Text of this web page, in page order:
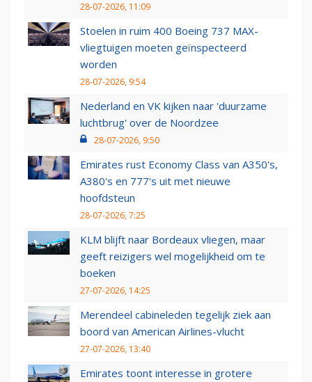
28-07-2026, 11:09
Stoelen in ruim 400 Boeing 737 MAX-
vliegtuigen moeten geïnspecteerd
worden
28-07-2026, 9:54
Nederland en VK kijken naar 'duurzame
luchtbrug' over de Noordzee
28-07-2026, 9:50
Emirates rust Economy Class van A350's,
A380's en 777's uit met nieuwe
hoofdsteun
28-07-2026, 7:25
KLM blijft naar Bordeaux vliegen, maar
geeft reizigers wel mogelijkheid om te
boeken
27-07-2026, 14:25
Merendeel cabineleden tegelijk ziek aan
boord van American Airlines-vlucht
27-07-2026, 13:40
Emirates toont interesse in grotere